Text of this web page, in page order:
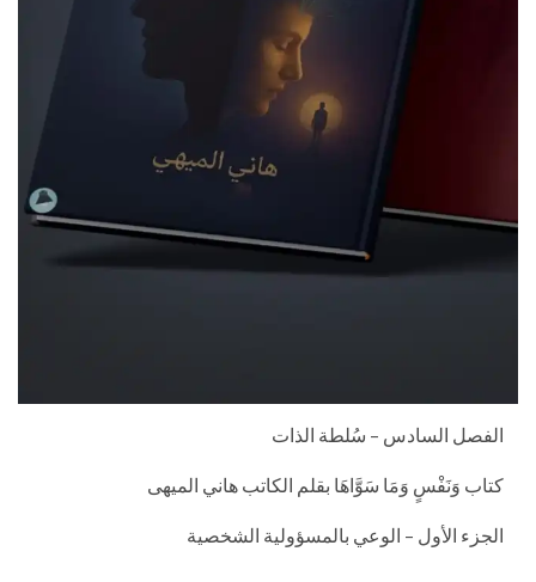
الفصل السادس – سُلطة الذات
كتاب وَنَفْسٍ وَمَا سَوَّاهَا بقلم الكاتب هاني الميهى
الجزء الأول – الوعي بالمسؤولية الشخصية